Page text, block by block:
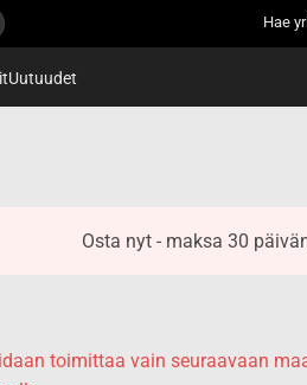
Hae
Uutuudet
Osta nyt - maksa 30
toimittaa vain seuraavaan